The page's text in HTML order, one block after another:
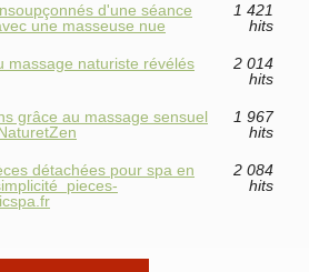
d'une séance
une masseuse nue
1 421
hits
massage naturiste révélés
2 014
hits
grâce au massage sensuel
1 967
hits
détachées pour spa en
pieces-
2 084
hits